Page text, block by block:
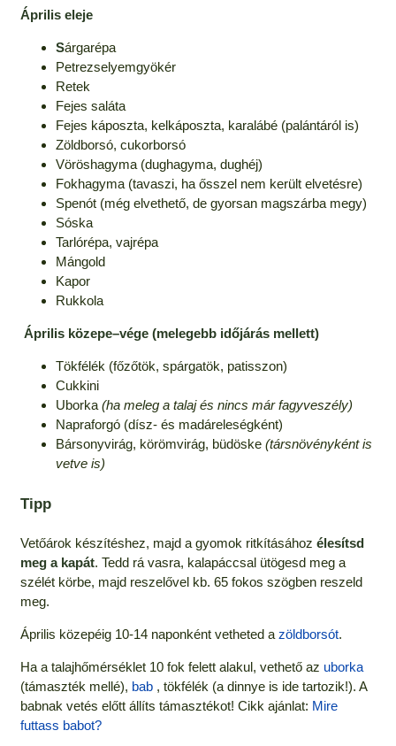
Április eleje
Sárgarépa
Petrezselyemgyökér
Retek
Fejes saláta
Fejes káposzta, kelkáposzta, karalábé (palántáról is)
Zöldborsó, cukorborsó
Vöröshagyma (dughagyma, dughéj)
Fokhagyma (tavaszi, ha ősszel nem került elvetésre)
Spenót (még elvethető, de gyorsan magszárba megy)
Sóska
Tarlórépa, vajrépa
Mángold
Kapor
Rukkola
Április közepe–vége (melegebb időjárás mellett)
Tökfélék (főzőtök, spárgatök, patisszon)
Cukkini
Uborka (ha meleg a talaj és nincs már fagyveszély)
Napraforgó (dísz- és madáreleségként)
Bársonyvirág, körömvirág, büdöske (társnövényként is
vetve is)
Tipp
Vetőárok készítéshez, majd a gyomok ritkításához élesítsd
meg a kapát. Tedd rá vasra, kalapáccsal ütögesd meg a
szélét körbe, majd reszelővel kb. 65 fokos szögben reszeld
meg.
Április közepéig 10-14 naponként vetheted azöldborsót.
Ha a talajhőmérséklet 10 fok felett alakul, vethető az uborka
(támaszték mellé), bab, tökfélék (a dinnye is ide tartozik!). A
babnak vetés előtt állíts támasztékot! Cikk ajánlat: Mire
futtass babot?